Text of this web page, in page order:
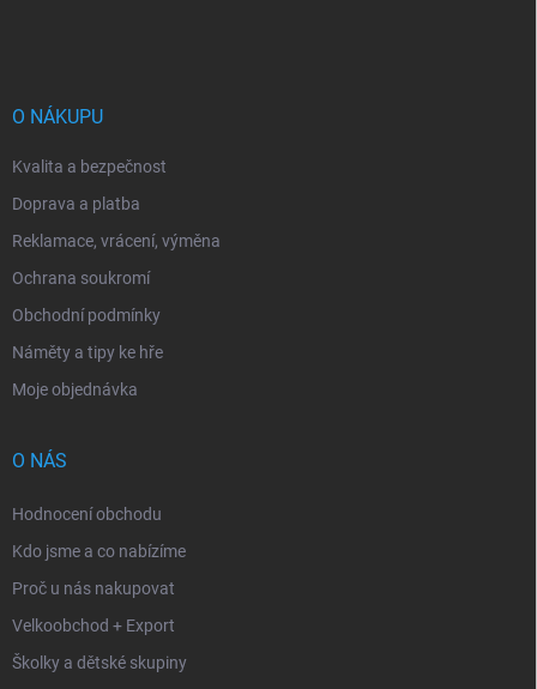
O NÁKUPU
Kvalita a bezpečnost
Doprava a platba
Reklamace, vrácení, výměna
Ochrana soukromí
Obchodní podmínky
Náměty a tipy ke hře
Moje objednávka
O NÁS
Hodnocení obchodu
Kdo jsme a co nabízíme
Proč u nás nakupovat
Velkoobchod + Export
Školky a dětské skupiny